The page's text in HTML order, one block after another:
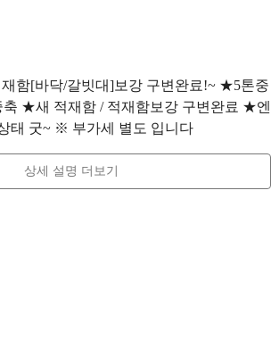
재함[바닥/갈빗대]보강 구변완료!~ ★5톤중
★새 적재함 / 적재함보강 구변완료 ★엔
태 굿~ ※ 부가세 별도 입니다
상세 설명 더보기